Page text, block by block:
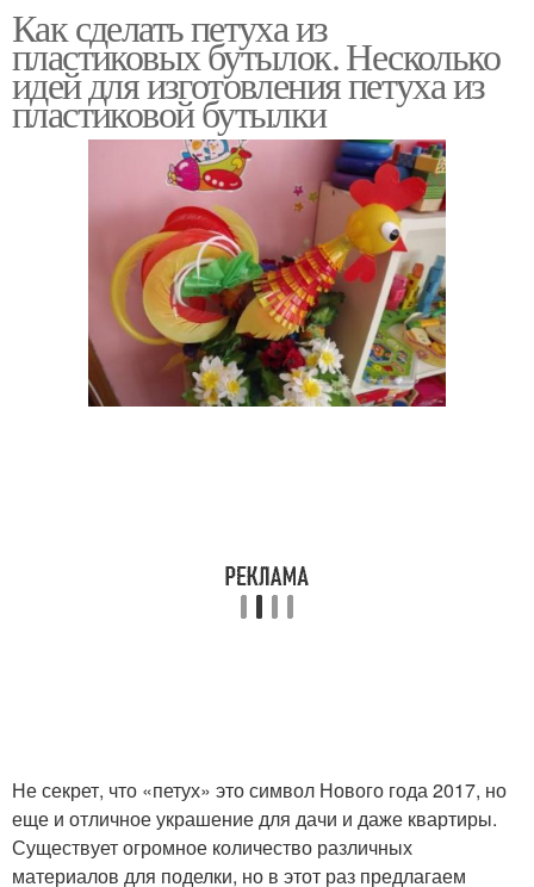
Как сделать петуха из
пластиковых бутылок. Несколько
идей для изготовления петуха из
пластиковой бутылки
Не секрет, что «петух» это символ Нового года 2017, но
еще и отличное украшение для дачи и даже квартиры.
Существует огромное количество различных
материалов для поделки, но в этот раз предлагаем